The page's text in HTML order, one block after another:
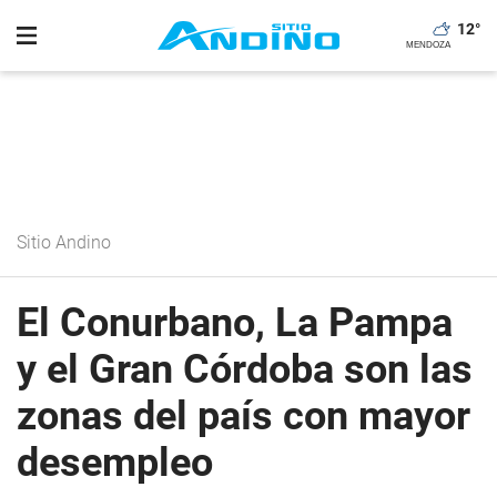
12°
Sitio Andino
El Conurbano, La Pampa
y el Gran Córdoba son las
zonas del país con mayor
desempleo